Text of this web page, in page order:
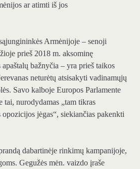
ar atimti iš jos
Armėnijoje – senoji
prieš 2018 m. aksominę
bažnyčia – yra prieš taikos
neturėtų atsisakyti vadinamųjų
Savo kalboje Europos Parlamente
tai, nurodydamas „tam tikras
jėgas“, siekiančias pakenkti
dabartinėje rinkimų kampanijoje,
Gegužės mėn. vaizdo įraše